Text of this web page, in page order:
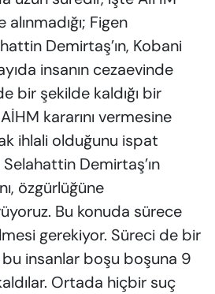
Figen
Demirtaş’ın, Kobani
insanın cezaevinde
bir şekilde kaldığı bir
kararını vermesine
ihlali olduğunu ispat
Demirtaş’ın
özgürlüğüne
Bu konuda sürece
gerekiyor. Süreci de bir
bu insanlar boşu boşuna 9
Ortada hiçbir suç